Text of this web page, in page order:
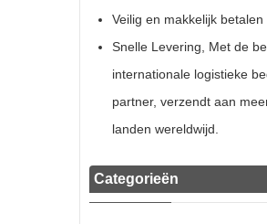
Veilig en makkelijk betalen
Snelle Levering, Met de
internationale logistieke
partner, verzendt aan
landen wereldwijd.
Categorieën